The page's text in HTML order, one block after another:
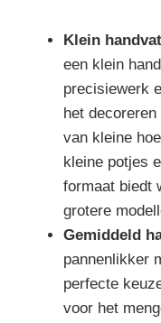
Klein
een klein
precisiewerk
het
van kleine
kleine potjes
formaat biedt
grotere
Gemiddeld
pannenlikker
perfecte
voor het